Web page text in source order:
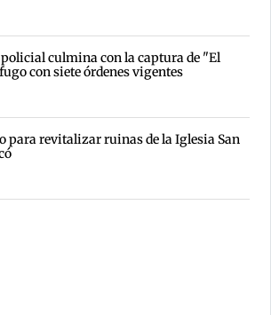
culmina con la captura de "El
con siete órdenes vigentes
para revitalizar ruinas de la Iglesia San